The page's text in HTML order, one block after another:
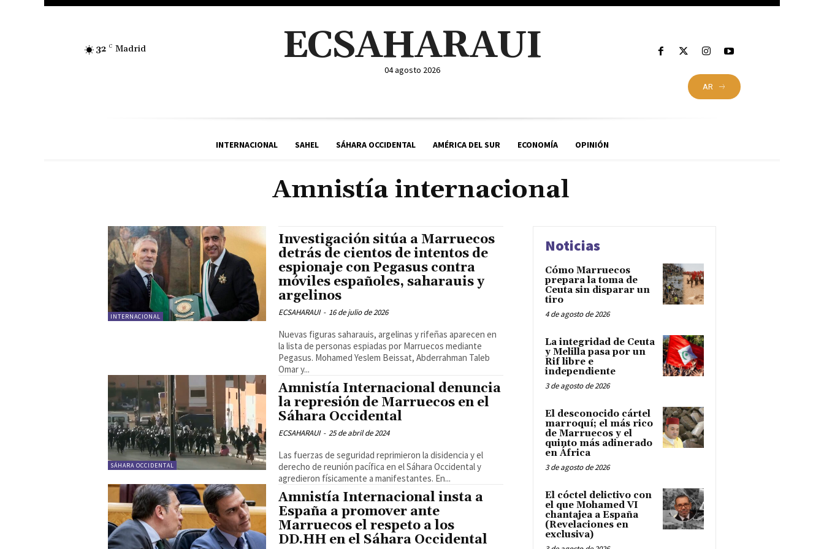
32 C Madrid ECSAHARAUI
04 agosto 2026
AR
INTERNACIONAL SAHEL SÁHARA OCCIDENTAL AMÉRICA DEL SUR ECONOMÍA OPINIÓN
Amnistía internacional
INTERNACIONAL
Investigación sitúa a Marruecos
detrás de cientos de intentos de
espionaje con Pegasus contra
móviles españoles, saharauis y
argelinos
ECSAHARAUI - 16 de julio de 2026
Nuevas figuras saharauis, argelinas y rifeñas aparecen en
la lista de personas espiadas por Marruecos mediante
Pegasus. Mohamed Yeslem Beissat, Abderrahman Taleb
Omar y...
SÁHARA OCCIDENTAL
Amnistía Internacional denuncia
la represión de Marruecos en el
Sáhara Occidental
ECSAHARAUI - 25 de abril de 2024
Las fuerzas de seguridad reprimieron la disidencia y el
derecho de reunión pacífica en el Sáhara Occidental y
agredieron físicamente a manifestantes. En...
Amnistía Internacional insta a
España a promover ante
Marruecos el respeto a los
DD.HH en el Sáhara Occidental
Noticias
Cómo Marruecos
prepara la toma de
Ceuta sin disparar un
tiro
4 de agosto de 2026
La integridad de Ceuta
y Melilla pasa por un
Rif libre e
independiente
3 de agosto de 2026
El desconocido cártel
marroquí; el más rico
de Marruecos y el
quinto más adinerado
en África
3 de agosto de 2026
El cóctel delictivo con
el que Mohamed VI
chantajea a España
(Revelaciones en
exclusiva)